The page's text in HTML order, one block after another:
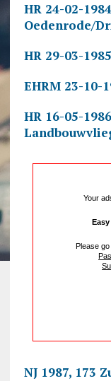
HR 24-02-
Oedenrode/
HR 29-03-
EHRM 23-10-
HR 16-05-
Your
Please
NJ 1987, 173